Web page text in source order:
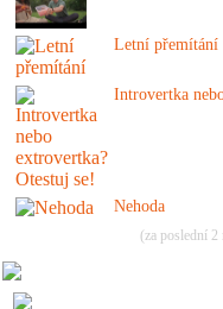
Letní přemítání
Introvertka
Nehoda
(za poslední 2